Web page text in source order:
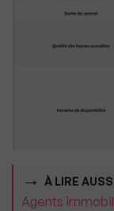
À LIRE
Agents